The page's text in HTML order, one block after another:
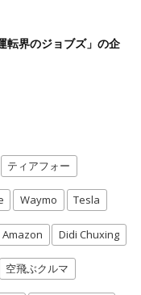
転界のジョブズ」の企
ティアフォー
Waymo Tesla
Amazon Didi Chuxing
空飛ぶクルマ